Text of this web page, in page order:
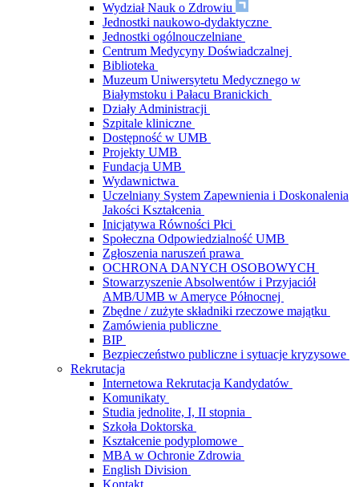
Wydział Nauk o Zdrowiu
Jednostki naukowo-dydaktyczne
Jednostki ogólnouczelniane
Centrum Medycyny Doświadczalnej
Biblioteka
Muzeum Uniwersytetu Medycznego w
Białymstoku i Pałacu Branickich
Działy Administracji
Szpitale kliniczne
Dostępność w UMB
Projekty UMB
Fundacja UMB
Wydawnictwa
Uczelniany System Zapewnienia i Doskonalenia
Jakości Kształcenia
Inicjatywa Równości Płci
Społeczna Odpowiedzialność UMB
Zgłoszenia naruszeń prawa
OCHRONA DANYCH OSOBOWYCH
Stowarzyszenie Absolwentów i Przyjaciół
AMB/UMB w Ameryce Północnej
Zbędne / zużyte składniki rzeczowe majątku
Zamówienia publiczne
BIP
Bezpieczeństwo publiczne i sytuacje kryzysowe
Rekrutacja
Internetowa Rekrutacja Kandydatów
Komunikaty
Studia jednolite, I, II stopnia
Szkoła Doktorska
Kształcenie podyplomowe
MBA w Ochronie Zdrowia
English Division
Kontakt